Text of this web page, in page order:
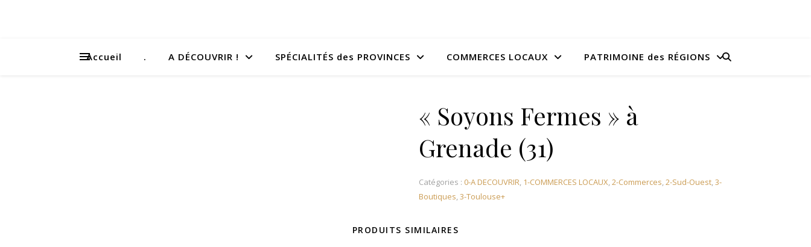
Accueil . A DÉCOUVRIR ! SPÉCIALITÉS des PROVINCES COMMERCES LOCAUX PATRIMOINE des RÉGIONS
« Soyons Fermes » à
Grenade (31)
Catégories : 0-A DECOUVRIR, 1-COMMERCES LOCAUX,2-Commerces,2-Sud-Ouest,3-
Boutiques,3-Toulouse+
PRODUITS SIMILAIRES